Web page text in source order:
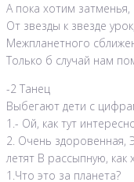
А пока хотим затменья,
От звезды к звезде урок,
Межпланетного
Только б случай нам
-2 Танец
Выбегают дети с
1.- Ой, как тут
2. Очень здоровенная,
летят В рассыпную, как
1.Что это за планета?